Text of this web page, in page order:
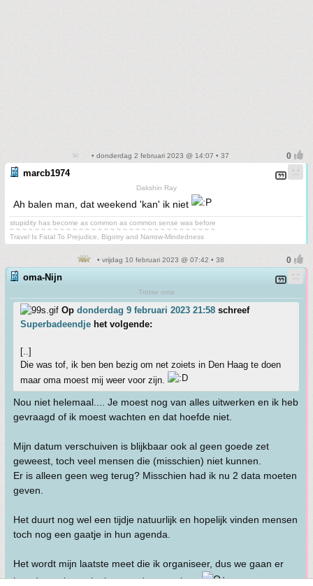
• donderdag 2 februari 2023 @ 14:07 • 37
marcb1974
Dakshin Ray
Ah balen man, dat weekend 'kan' ik niet
stupidity has become as common as common sense was before
~ ~ ~ ~ ~ ~ ~ ~ ~ ~ ~ ~ ~ ~ ~ ~ ~ ~ ~ ~ ~ ~ ~ ~ ~ ~ ~ ~ ~ ~ ~ ~ ~
Travel Is Fatal To Prejudice, Bigotry and Narrow-Mindedness
• vrijdag 10 februari 2023 @ 07:42 • 38
oma-Nijn
Trotse oma
Op donderdag 9 februari 2023 21:58 schreef
Superbadeendje het volgende:
[..]
Die was tof, ik ben ben bezig om net zoiets in Den Haag te doen
maar oma moest mij weer voor zijn.
Nou niet helemaal.... Je moest nog van alles uitwerken en ik heb
gevraagd of ik moest wachten en dat hoefde niet.
Mijn datum verschuiven is blijkbaar ook al geen goede zet
geweest, toch veel mensen die (misschien) niet kunnen.
Er is alleen geen weg terug? Misschien had ik nu 2 data moeten
geven.
Het duurt nog wel een tijdje natuurlijk en hopelijk vinden mensen
toch nog een gaatje in hun agenda.
Het wordt mijn laatste meet die ik organiseer, dus we gaan er
hoe dan ook een leuke avond van maken.